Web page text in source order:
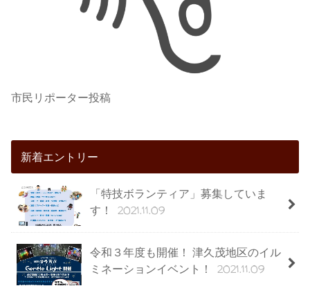
市民リポーター投稿
新着エントリー
「特技ボランティア」募集していま
す！
2021.11.09
令和３年度も開催！ 津久茂地区のイル
ミネーションイベント！
2021.11.09